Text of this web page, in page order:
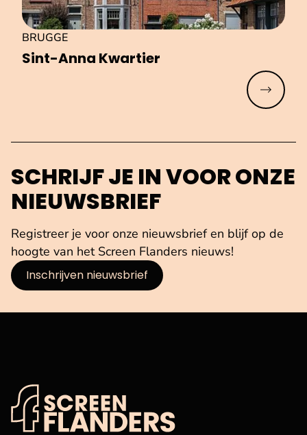
Sint-Anna Kwartier
BRUGGE
Meer
SCHRIJF JE IN VOOR ONZE
NIEUWSBRIEF
Registreer je voor onze nieuwsbrief en blijf op de
hoogte van het Screen Flanders nieuws!
Inschrijven nieuwsbrief